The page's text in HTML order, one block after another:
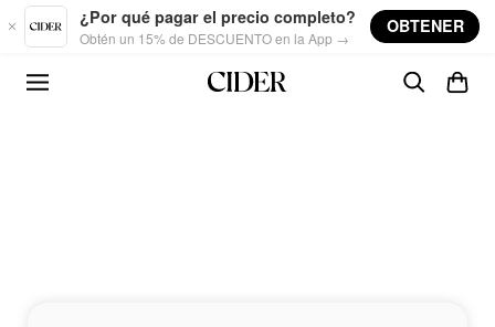
Skip to main content
¿Por qué pagar el precio completo?
Obtén un 15% de DESCUENTO en la App →
OBTENER